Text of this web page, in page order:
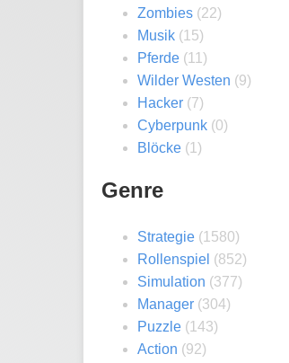
Zombies (22)
Musik (15)
Pferde (11)
Wilder Westen (9)
Hacker (7)
Cyberpunk (0)
Blöcke (1)
Genre
Strategie (1580)
Rollenspiel (852)
Simulation (377)
Manager (304)
Puzzle (143)
Action (92)